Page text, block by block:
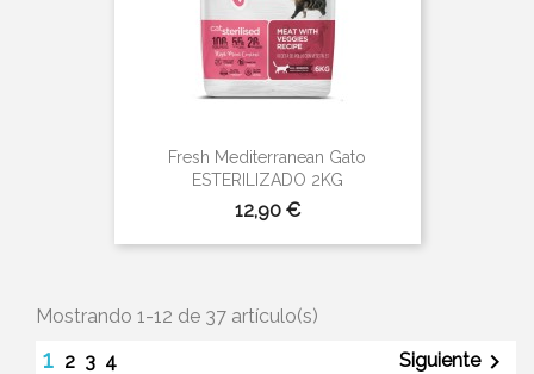
Fresh Mediterranean Gato
ESTERILIZADO 2KG
Precio
12,90 €
Mostrando 1-12 de 37 artículo(s)
1 2 3 4 Siguiente